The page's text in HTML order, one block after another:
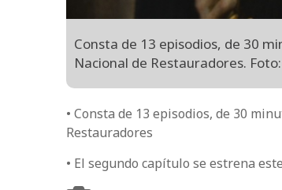
Consta de 13 episodios, de 30
Nacional de Restauradores.
• Consta de 13 episodios, de 30
Restauradores
• El segundo capítulo se estrena